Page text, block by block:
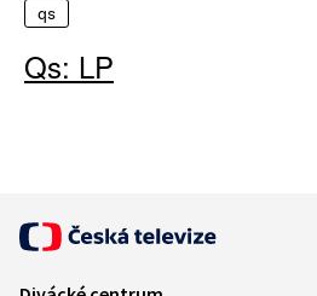
qs
Qs: LP